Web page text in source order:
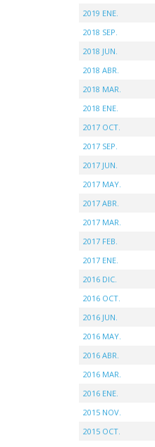
2019 ENE.
2018 SEP.
2018 JUN.
2018 ABR.
2018 MAR.
2018 ENE.
2017 OCT.
2017 SEP.
2017 JUN.
2017 MAY.
2017 ABR.
2017 MAR.
2017 FEB.
2017 ENE.
2016 DIC.
2016 OCT.
2016 JUN.
2016 MAY.
2016 ABR.
2016 MAR.
2016 ENE.
2015 NOV.
2015 OCT.